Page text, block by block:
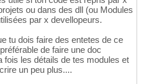
ou dans des dll (ou Modules
par x devellopeurs.
tu dois faire des entetes de ce
de faire une doc
fois les détails de tes modules et
un peu plus....